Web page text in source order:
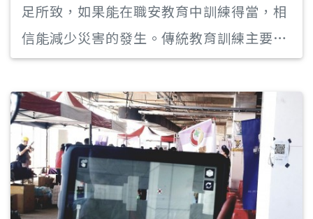
足所致，如果能在職安教育中訓練得當，相
信能減少災害的發生。傳統教育訓練主要以
口頭講述或紙筆測驗為主，加上現地技術多
複雜且細節，若結合MR技術，使受訓人員
在工地現場，重複性熟悉操作流程，便可達
到更高效完整的教育訓練。